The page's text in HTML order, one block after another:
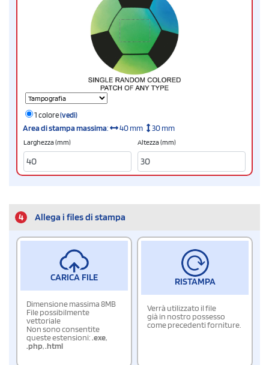
1 colore(vedi)
Area di stampa massima: 40 mm 30 mm
Larghezza (mm) Altezza (mm)
4 Allega i files di stampa
CARICA FILE
Dimensione massima 8MB
File possibilmente
vettoriale
Non sono consentite
queste estensioni:.exe,
.php,.html
RISTAMPA
Verrà utilizzato il file
già in nostro possesso
come precedenti forniture.